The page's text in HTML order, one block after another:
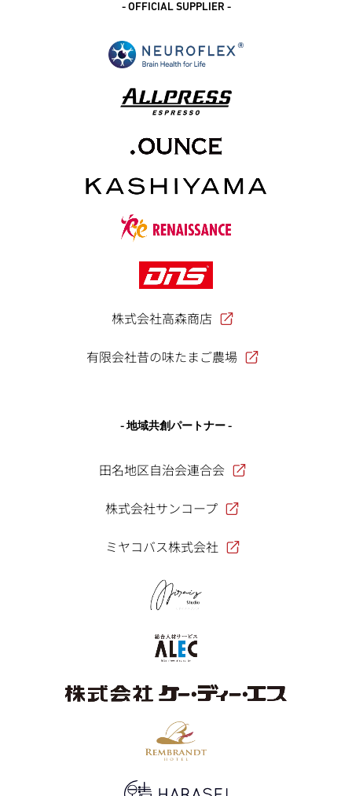
- OFFICIAL SUPPLIER -
株式会社高森商店
有限会社昔の味たまご農場
- 地域共創パートナー -
田名地区自治会連合会
株式会社サンコープ
ミヤコバス株式会社